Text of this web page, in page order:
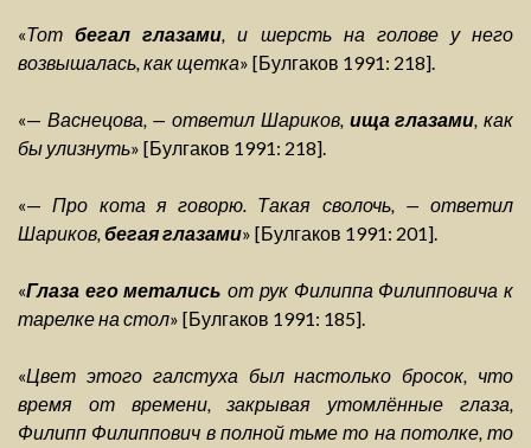
«Тотбегал глазами, и шерсть на голове у него
возвышалась, как щетка» [Булгаков 1991: 218].
«— Васнецова, — ответил Шариков, ища глазами, как
бы улизнуть» [Булгаков 1991: 218].
«—Про кота я говорю. Такая сволочь, — ответил
Шариков,бегая глазами» [Булгаков 1991: 201].
«Глаза его метались от рук Филиппа Филипповича к
тарелке на стол» [Булгаков 1991: 185].
«Цвет этого галстуха был настолько бросок, что
время от времени, закрывая утомлённые глаза,
Филипп Филиппович в полной тьме то на потолке, то